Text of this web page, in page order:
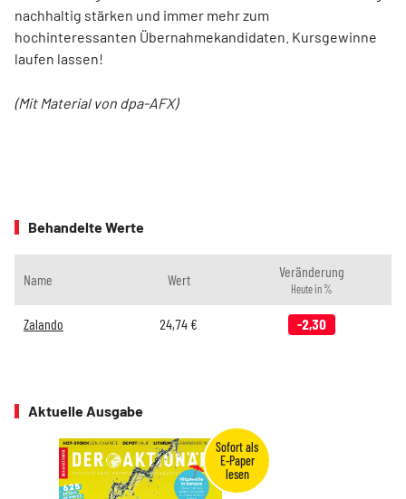
nachhaltig stärken und immer mehr zum
hochinteressanten Übernahmekandidaten. Kursgewinne
laufen lassen!
(Mit Material von dpa-AFX)
Behandelte Werte
Name Wert Veränderung
Heute in %
Zalando 24,74 € -2,30
Aktuelle Ausgabe